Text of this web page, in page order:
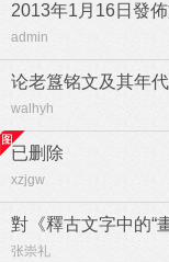
2013年1月16日發
admin
论老簋铭文及其年代
walhyh
已删除
xzjgw
對《釋古文字中的“
张崇礼